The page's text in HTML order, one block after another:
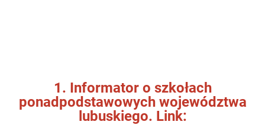
1. Informator o szkołach
ponadpodstawowych województwa
lubuskiego. Link: